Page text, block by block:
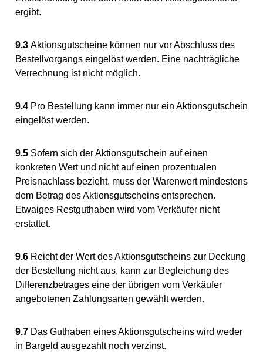
ergibt.
9.3 Aktionsgutscheine können nur vor Abschluss des
Bestellvorgangs eingelöst werden. Eine nachträgliche
Verrechnung ist nicht möglich.
9.4 Pro Bestellung kann immer nur ein Aktionsgutschein
eingelöst werden.
9.5 Sofern sich der Aktionsgutschein auf einen
konkreten Wert und nicht auf einen prozentualen
Preisnachlass bezieht, muss der Warenwert mindestens
dem Betrag des Aktionsgutscheins entsprechen.
Etwaiges Restguthaben wird vom Verkäufer nicht
erstattet.
9.6 Reicht der Wert des Aktionsgutscheins zur Deckung
der Bestellung nicht aus, kann zur Begleichung des
Differenzbetrages eine der übrigen vom Verkäufer
angebotenen Zahlungsarten gewählt werden.
9.7 Das Guthaben eines Aktionsgutscheins wird weder
in Bargeld ausgezahlt noch verzinst.